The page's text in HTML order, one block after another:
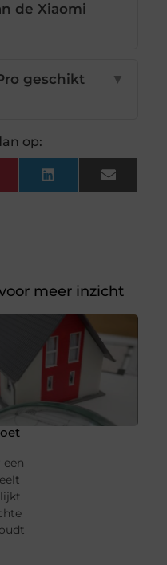
de Xiaomi
geschikt
▼
op:
LinkedInEmail
meer inzicht
een